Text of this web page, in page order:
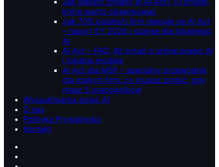
które warto obserwować
Jak 70% polskich firm reaguje na AI Act
– raport EY 2026 i szanse dla lokalnego
AI
AI Act – FAQ: 40 pytań o unijne prawo AI
i lokalne modele
AI Act dla MŚP – specjalny przewodnik
dla małych firm: co musisz zrobić, gdy
masz 5 pracowników
Wyszukiwarka pojęć AI
O nas
Polityka Prywatności
Kontakt